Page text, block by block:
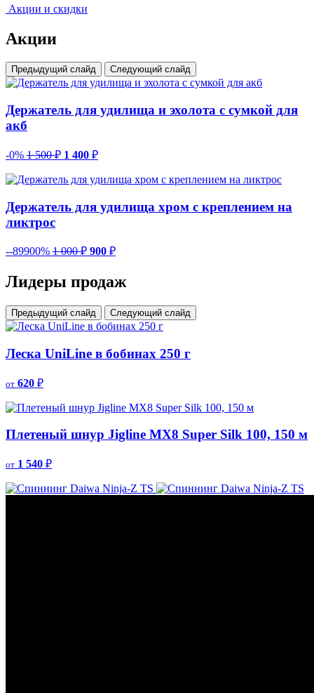
Акции и скидки
Акции
Предыдущий слайд Следующий слайд
Держатель для удилища и эхолота с сумкой для
акб
-0% 1 500₽ 1 400 ₽
Держатель для удилища хром с креплением на
ликтрос
--89900% 1 000₽ 900 ₽
Лидеры продаж
Предыдущий слайд Следующий слайд
Леска UniLine в бобинах 250 г
от 620 ₽
Плетеный шнур Jigline MX8 Super Silk 100, 150 м
от 1 540 ₽